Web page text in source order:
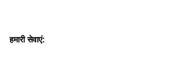
हमारी सेवाएं: